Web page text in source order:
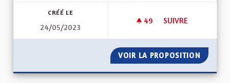
CRÉÉ LE
24/05/2023
49 49 ABONNÉS
SUIVRE
VOIR LA PROPOSITION